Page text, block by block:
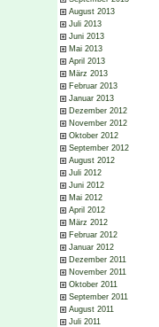
August 2013
Juli 2013
Juni 2013
Mai 2013
April 2013
März 2013
Februar 2013
Januar 2013
Dezember 2012
November 2012
Oktober 2012
September 2012
August 2012
Juli 2012
Juni 2012
Mai 2012
April 2012
März 2012
Februar 2012
Januar 2012
Dezember 2011
November 2011
Oktober 2011
September 2011
August 2011
Juli 2011